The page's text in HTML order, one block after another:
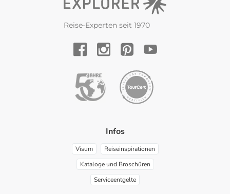
Reise-Experten seit 1970
Infos
Visum
Reiseinspirationen
Kataloge und Broschüren
Serviceentgelte